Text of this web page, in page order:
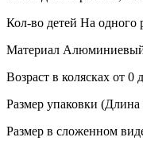
Кол-во детей На одного
Материал
Возраст в колясках от 0
Размер упаковки
Размер в сложенном